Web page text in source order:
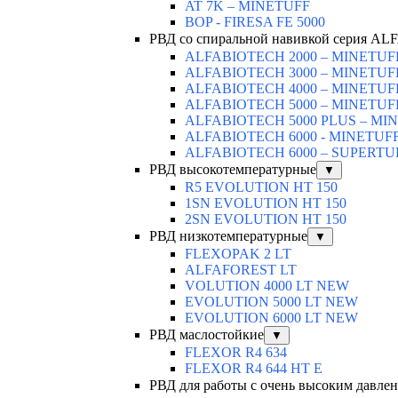
AT 7K – MINETUFF
BOP - FIRESA FE 5000
РВД со спиральной навивкой серия
ALFABIOTECH 2000 –
ALFABIOTECH 3000 –
ALFABIOTECH 4000 –
ALFABIOTECH 5000 –
ALFABIOTECH 5000 PLUS –
ALFABIOTECH 6000 -
ALFABIOTECH 6000 –
РВД высокотемпературные
▼
R5 EVOLUTION HT 150
1SN EVOLUTION HT 150
2SN EVOLUTION HT 150
РВД низкотемпературные
▼
FLEXOPAK 2 LT
ALFAFOREST LT
VOLUTION 4000 LT NEW
EVOLUTION 5000 LT NEW
EVOLUTION 6000 LT NEW
РВД маслостойкие
▼
FLEXOR R4 634
FLEXOR R4 644 HT E
РВД для работы с очень высоким